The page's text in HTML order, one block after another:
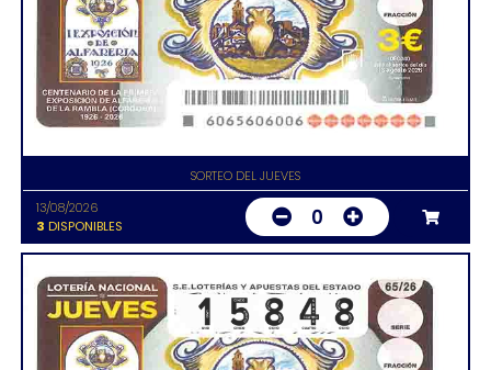
SORTEO DEL JUEVES
13/08/2026
3 DISPONIBLES 0